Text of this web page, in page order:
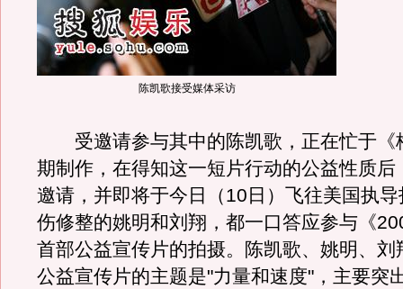
陈凯歌接受媒体采访
受邀请参与其中的陈凯歌，正在忙于《
期制作，在得知这一短片行动的公益性质后
邀请，并即将于今日（10日）飞往美国执
伤修整的姚明和刘翔，都一口答应参与《
首部公益宣传片的拍摄。陈凯歌、姚明、刘
公益宣传片的主题是"力量和速度"，主要突